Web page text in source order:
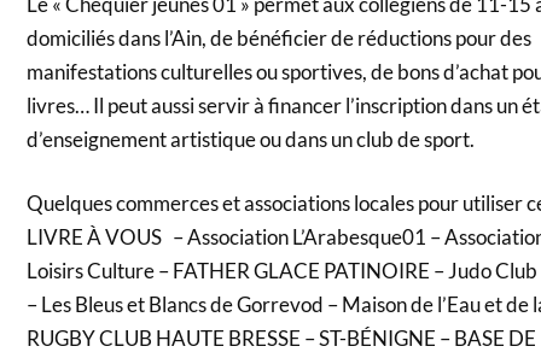
domiciliés dans l’Ain, de bénéficier de réductions pour des
manifestations culturelles ou sportives, de bons d’achat
livres… Il peut aussi servir à financer l’inscription dans un
d’enseignement artistique ou dans un club de sport.
Quelques commerces et associations locales pour utiliser
LIVREÀVOUS – Association L’Arabesque01 –
Loisirs Culture – FATHER GLACE PATINOIRE – Judo
– Les Bleus et Blancs de Gorrevod – Maison de l’Eau et de
RUGBY CLUB HAUTE BRESSE – ST-BÉNIGNE – BASE